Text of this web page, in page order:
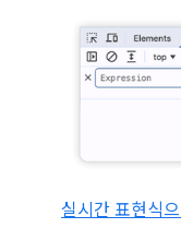
실시간 표현식